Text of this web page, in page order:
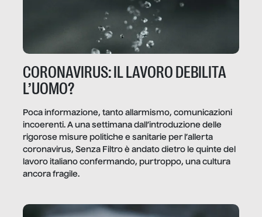
CORONAVIRUS: IL LAVORO DEBILITA
L’UOMO?
Poca informazione, tanto allarmismo, comunicazioni
incoerenti. A una settimana dall’introduzione delle
rigorose misure politiche e sanitarie per l’allerta
coronavirus, Senza Filtro è andato dietro le quinte del
lavoro italiano confermando, purtroppo, una cultura
ancora fragile.